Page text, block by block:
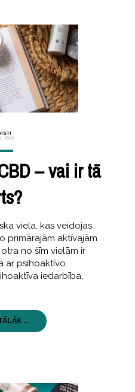
2022
– vai ir tā
viela, kas veidojas
primārajām aktīvajām
no šīm vielām ir
ar psihoaktīvo
iedarbība,
...